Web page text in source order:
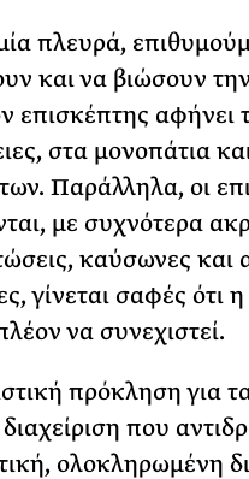
πλευρά,
και να βιώσουν
επισκέπτης
στα μονοπάτια
Παράλληλα, οι
με συχνότερα
καύσωνες και
γίνεται σαφές ότι
να συνεχιστεί.
πρόκληση για
που
ολοκληρωμένη